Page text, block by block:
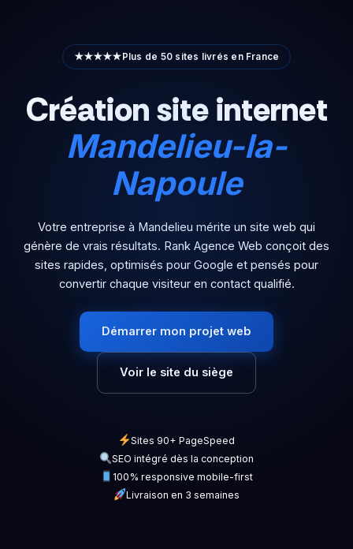
★★★★★ Plus de 50 sites livrés en France
Création site internet
Mandelieu-la-
Napoule
Votre entreprise à Mandelieu mérite un site web qui
génère de vrais résultats. Rank Agence Web conçoit des
sites rapides, optimisés pour Google et pensés pour
convertir chaque visiteur en contact qualifié.
Démarrer mon projet web
Voir le site du siège
Sites 90+ PageSpeed
SEO intégré dès la conception
100% responsive mobile-first
Livraison en 3 semaines